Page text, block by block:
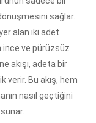
sağlar.
alan iki adet
ve pürüzsüz
akışı, adeta bir
verir. Bu akış, hem
nasıl geçtiğini